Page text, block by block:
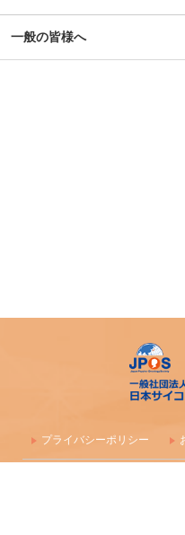
一般の皆様へ
プライバシーポリシー